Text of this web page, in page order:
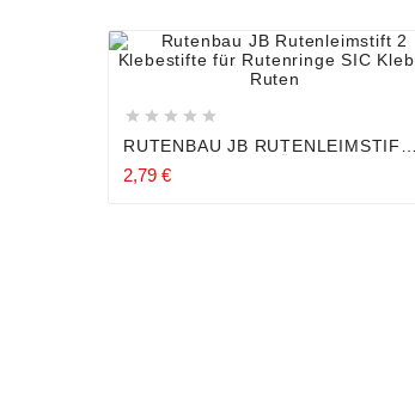
   
    
RUTENBAU JB RUTENLEIMSTIFT
RUTENRINGE SIC KLEBER RUTEN
2,79 €